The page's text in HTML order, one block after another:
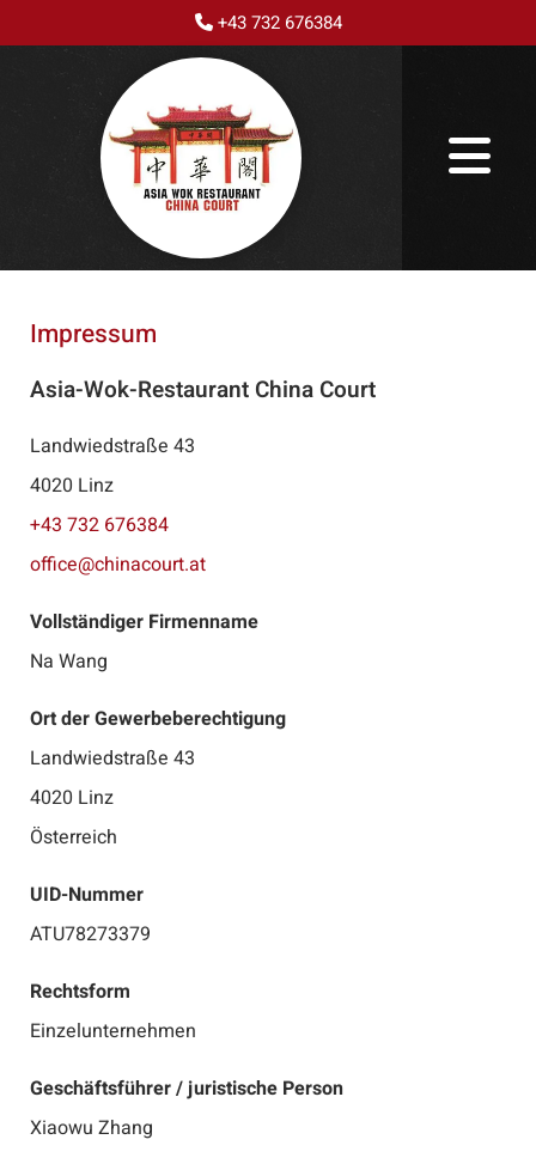
+43 732 676384
Impressum
Asia-Wok-Restaurant China Court
Landwiedstraße 43
4020 Linz
+43 732 676384
office@chinacourt.at
Vollständiger Firmenname
Na Wang
Ort der Gewerbeberechtigung
Landwiedstraße 43
4020 Linz
Österreich
UID-Nummer
ATU78273379
Rechtsform
Einzelunternehmen
Geschäftsführer / juristische Person
Xiaowu Zhang